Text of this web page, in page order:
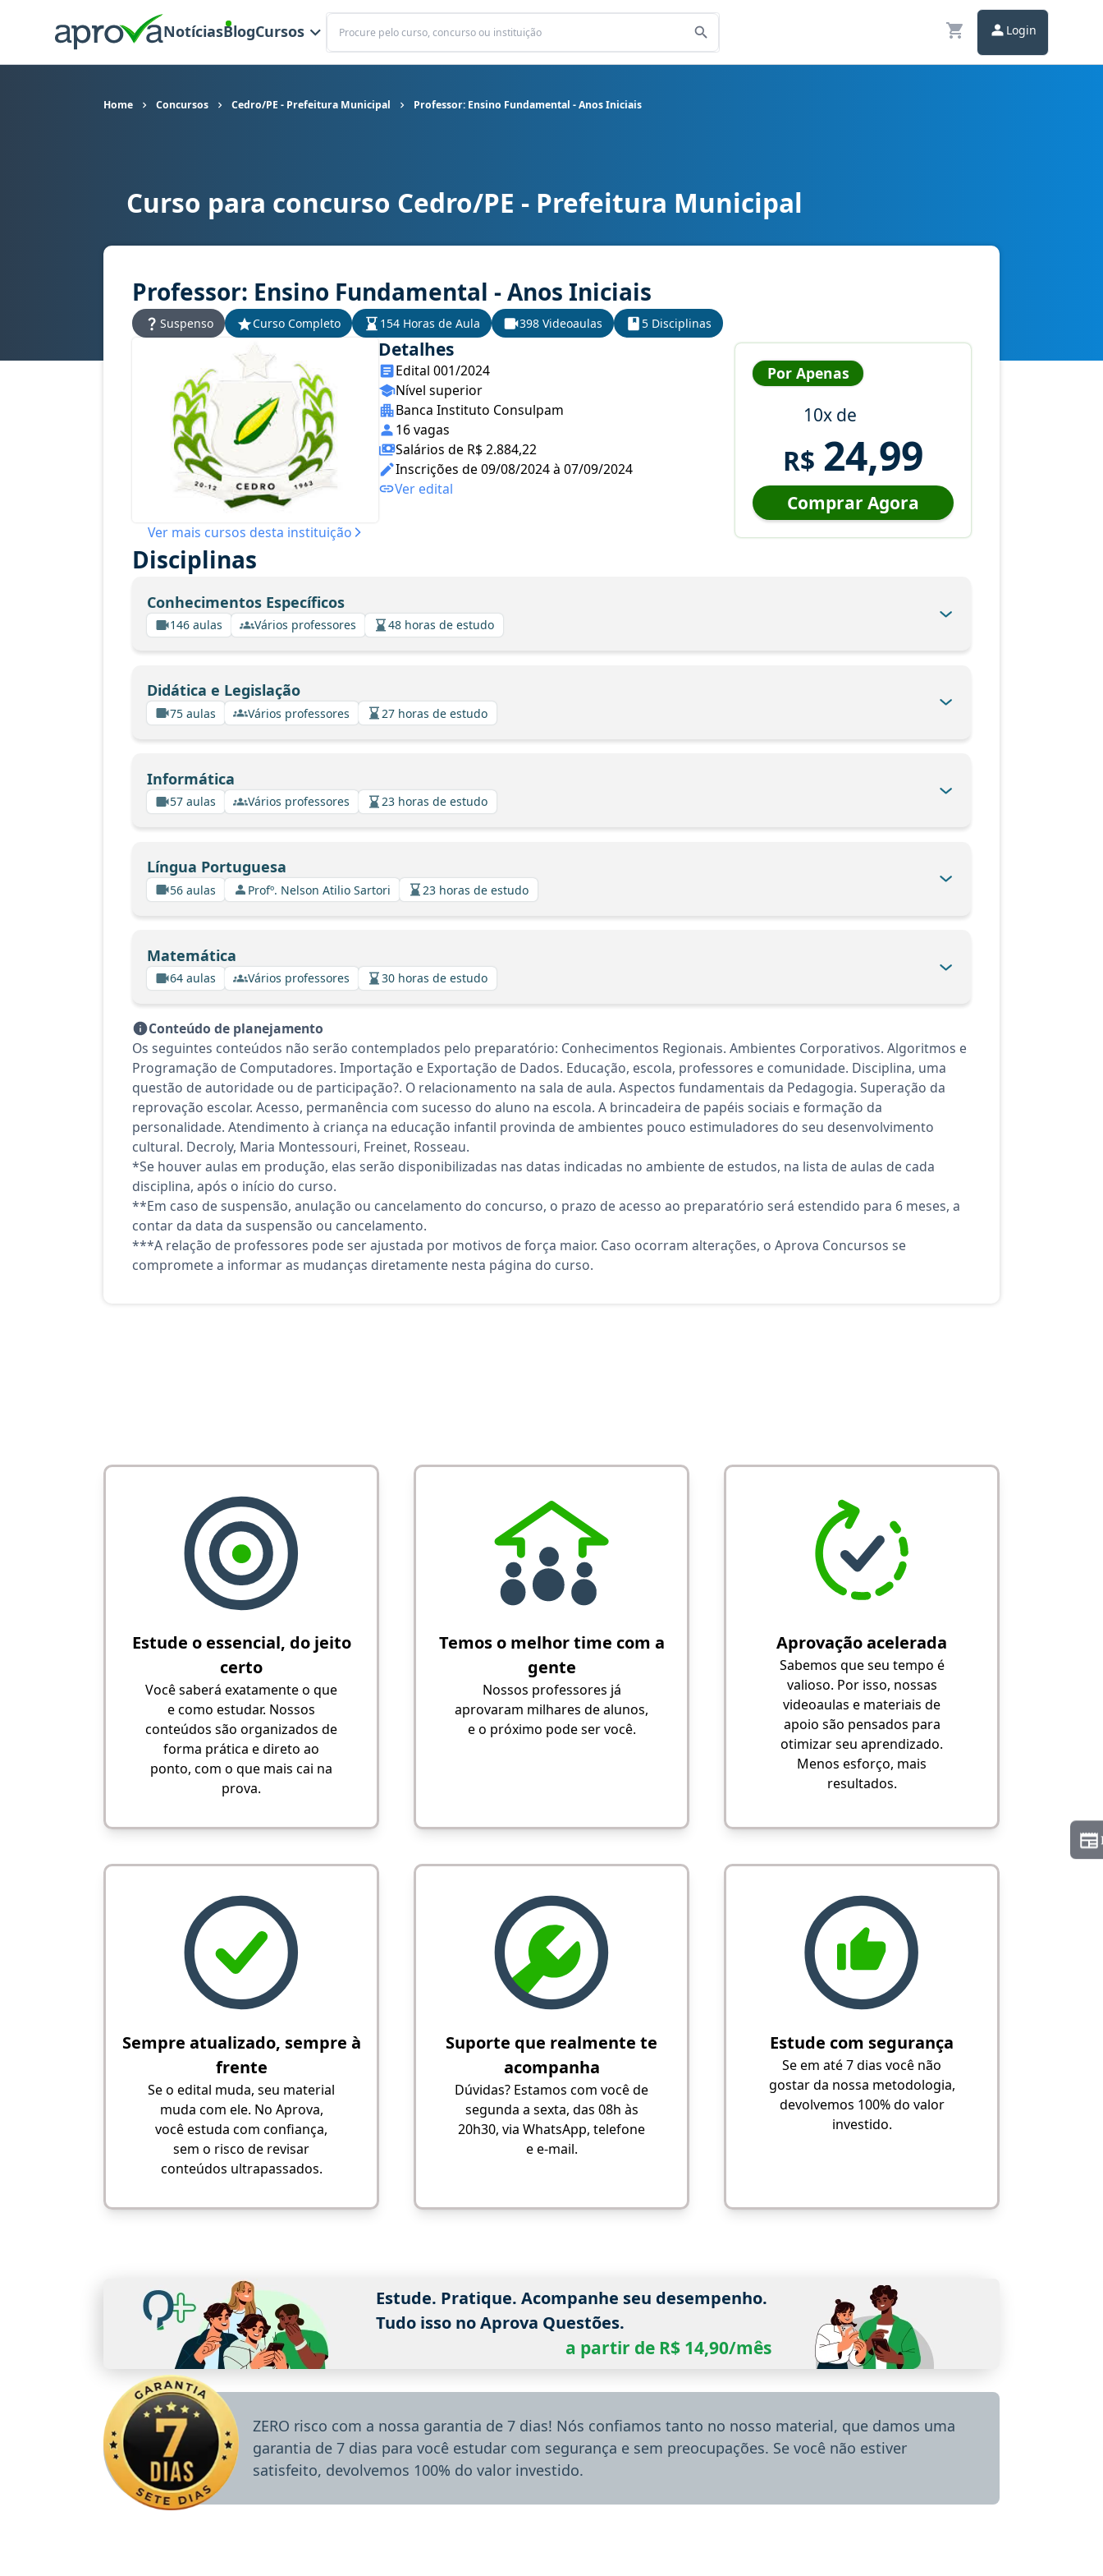
NotíciasBlogCursos
Buscar
Login
Home Concursos Cedro/PE - Prefeitura Municipal Professor: Ensino Fundamental - Anos Iniciais
Curso para concurso Cedro/PE - Prefeitura Municipal cargo Professor: Ensino Fundamental - Anos Iniciais
Curso para concurso Cedro/PE - Prefeitura Municipal
Professor: Ensino Fundamental - Anos Iniciais
Suspenso Curso Completo 154 Horas de Aula 398 Videoaulas 5 Disciplinas
Ver mais cursos desta instituição
Detalhes
Edital 001/2024
Nível superior
Banca Instituto Consulpam
16 vagas
Salários de R$ 2.884,22
Inscrições de 09/08/2024 à 07/09/2024
Ver edital
Por Apenas
10x de
R$ 24,99
Comprar Agora
Disciplinas
Conhecimentos Específicos
146 aulas Vários professores 48 horas de estudo
Didática e Legislação
75 aulas Vários professores 27 horas de estudo
Informática
57 aulas Vários professores 23 horas de estudo
Língua Portuguesa
56 aulas Profº. Nelson Atilio Sartori 23 horas de estudo
Matemática
64 aulas Vários professores 30 horas de estudo
Conteúdo de planejamento
Os seguintes conteúdos não serão contemplados pelo preparatório: Conhecimentos Regionais. Ambientes Corporativos. Algoritmos e
Programação de Computadores. Importação e Exportação de Dados. Educação, escola, professores e comunidade. Disciplina, uma
questão de autoridade ou de participação?. O relacionamento na sala de aula. Aspectos fundamentais da Pedagogia. Superação da
reprovação escolar. Acesso, permanência com sucesso do aluno na escola. A brincadeira de papéis sociais e formação da
personalidade. Atendimento à criança na educação infantil provinda de ambientes pouco estimuladores do seu desenvolvimento
cultural. Decroly, Maria Montessouri, Freinet, Rosseau.
*Se houver aulas em produção, elas serão disponibilizadas nas datas indicadas no ambiente de estudos, na lista de aulas de cada
disciplina, após o início do curso.
**Em caso de suspensão, anulação ou cancelamento do concurso, o prazo de acesso ao preparatório será estendido para 6 meses, a
contar da data da suspensão ou cancelamento.
***A relação de professores pode ser ajustada por motivos de força maior. Caso ocorram alterações, o Aprova Concursos se
compromete a informar as mudanças diretamente nesta página do curso.
Estude o essencial, do jeito
certo
Você saberá exatamente o que
e como estudar. Nossos
conteúdos são organizados de
forma prática e direto ao
ponto, com o que mais cai na
prova.
Temos o melhor time com a
gente
Nossos professores já
aprovaram milhares de alunos,
e o próximo pode ser você.
Aprovação acelerada
Sabemos que seu tempo é
valioso. Por isso, nossas
videoaulas e materiais de
apoio são pensados para
otimizar seu aprendizado.
Menos esforço, mais
resultados.
Sempre atualizado, sempre à
frente
Se o edital muda, seu material
muda com ele. No Aprova,
você estuda com confiança,
sem o risco de revisar
conteúdos ultrapassados.
Suporte que realmente te
acompanha
Dúvidas? Estamos com você de
segunda a sexta, das 08h às
20h30, via WhatsApp, telefone
e e-mail.
Estude com segurança
Se em até 7 dias você não
gostar da nossa metodologia,
devolvemos 100% do valor
investido.
Estude. Pratique. Acompanhe seu desempenho.
Tudo isso no Aprova Questões.
a partir de R$ 14,90/mês
ZERO risco com a nossa garantia de 7 dias! Nós confiamos tanto no nosso material, que damos uma
garantia de 7 dias para você estudar com segurança e sem preocupações. Se você não estiver
satisfeito, devolvemos 100% do valor investido.